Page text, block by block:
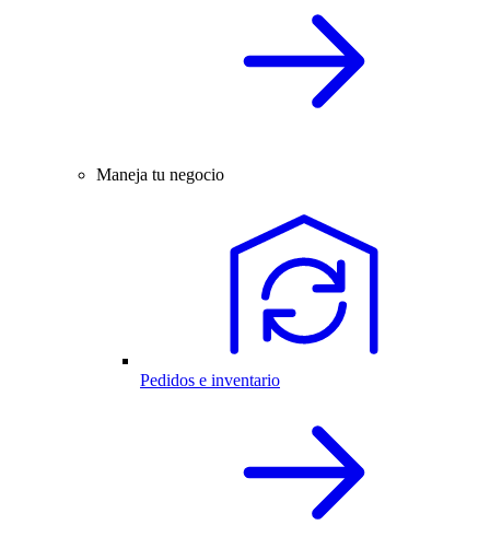
Maneja tu negocio
Pedidos e inventario